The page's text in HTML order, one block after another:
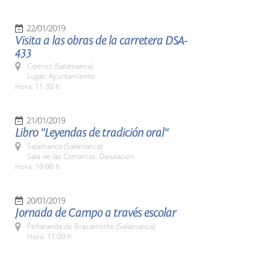
22/01/2019
Visita a las obras de la carretera DSA-
433
Cipérez (Salamanca)
Lugar: Ayuntamiento
Hora: 11:30 h.
21/01/2019
Libro "Leyendas de tradición oral"
Salamanca (Salamanca)
Sala de las Comarcas. Diputación
Hora: 10:00 h.
20/01/2019
Jornada de Campo a través escolar
Peñaranda de Bracamonte (Salamanca)
Hora: 11:00 h.